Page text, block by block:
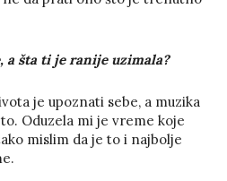
a šta ti je ranije uzimala?
je upoznati sebe, a muzika
Oduzela mi je vreme koje
mislim da je to i najbolje